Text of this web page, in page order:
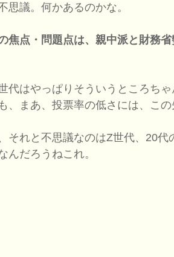
思議。何かあるのかな。
焦点・問題点は、親中派と財務
代はやっぱりそういうところち
、まあ、投票率の低さには、この
それと不思議なのはZ世代、20代
んだろうねこれ。